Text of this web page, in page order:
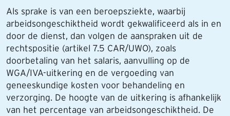
Als sprake is van een beroepsziekte, waarbij
arbeidsongeschiktheid wordt gekwalificeerd als in en
door de dienst, dan volgen de aanspraken uit de
rechtspositie (artikel 7.5 CAR/UWO), zoals
doorbetaling van het salaris, aanvulling op de
WGA/IVA-uitkering en de vergoeding van
geneeskundige kosten voor behandeling en
verzorging. De hoogte van de uitkering is afhankelijk
van het percentage van arbeidsongeschiktheid. De